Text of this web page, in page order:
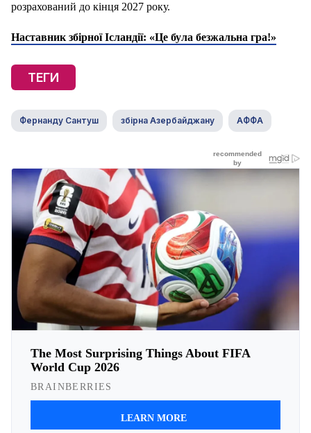
розрахований до кінця 2027 року.
Наставник збірної Ісландії: «Це була безжальна гра!»
ТЕГИ
Фернанду Сантуш збірна Азербайджану АФФА